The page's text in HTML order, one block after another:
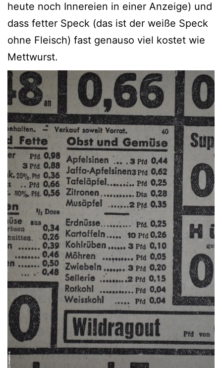
heute noch Innereien in einer Anzeige) und
dass fetter Speck (das ist der weiße Speck
ohne Fleisch) fast genauso viel kostet wie
Mettwurst.